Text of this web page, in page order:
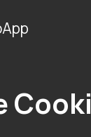
App